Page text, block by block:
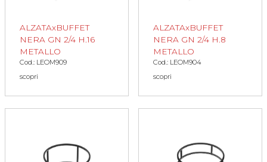
ALZATAxBUFFET
NERA GN 2/4 H.16
METALLO
Cod.: LEOM909
scopri
ALZATAxBUFFET
NERA GN 2/4 H.8
METALLO
Cod.: LEOM904
scopri